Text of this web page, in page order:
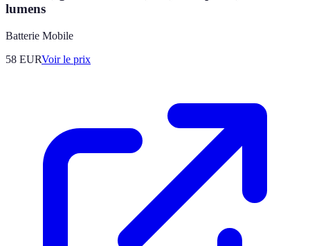
lumens
Batterie Mobile
58 EURVoir le prix